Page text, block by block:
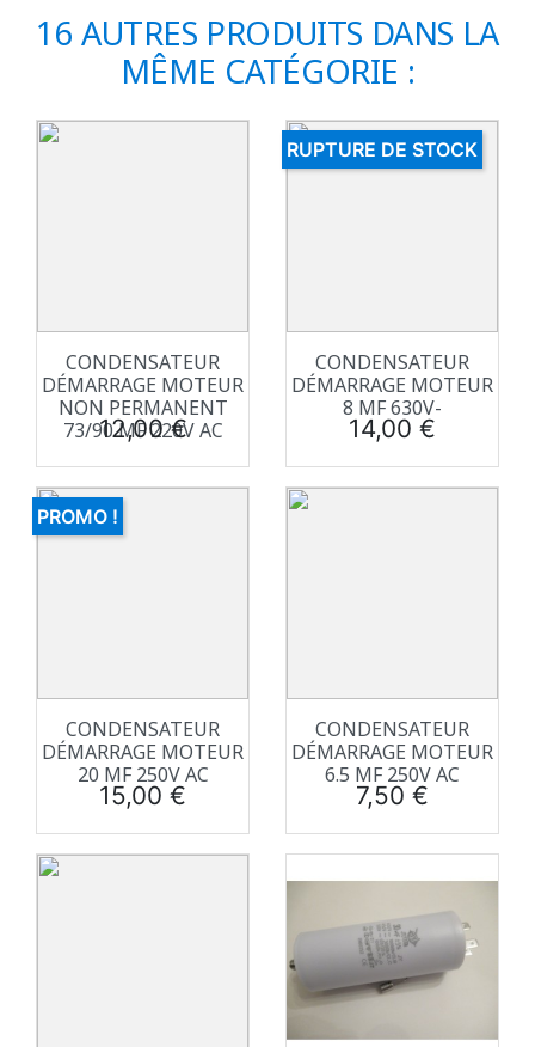
16 AUTRES PRODUITS DANS LA
MÊME CATÉGORIE :
CONDENSATEUR
DÉMARRAGE MOTEUR
NON PERMANENT
73/90 ΜF 220V AC
Prix
12,00 €
CONDENSATEUR
DÉMARRAGE MOTEUR
8 ΜF 630V-
Prix
14,00 €
RUPTURE DE STOCK
CONDENSATEUR
DÉMARRAGE MOTEUR
20 ΜF 250V AC
Prix
15,00 €
PROMO !
CONDENSATEUR
DÉMARRAGE MOTEUR
6.5 ΜF 250V AC
Prix
7,50 €